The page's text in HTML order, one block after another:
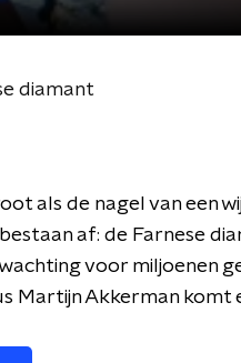
diamant
als de nagel van een
af: de Farnese
voor miljoenen
Martijn Akkerman komt